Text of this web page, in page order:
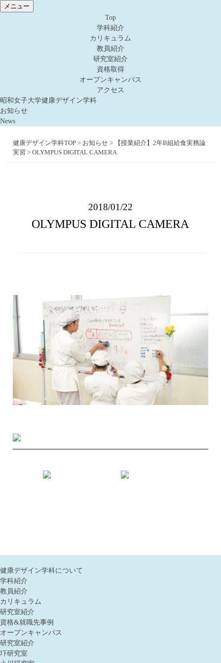
メニュー
Top
学科紹介
カリキュラム
教員紹介
研究室紹介
資格取得
オープンキャンパス
アクセス
昭和女子大学健康デザイン学科
お知らせ
News
健康デザイン学科TOP > お知らせ >
【授業紹介】2年B組給食実務論
実習 >OLYMPUS DIGITAL CAMERA
2018/01/22
OLYMPUS DIGITAL CAMERA
健康デザイン学科について
学科紹介
教員紹介
カリキュラム
研究室紹介
資格&就職先事例
オープンキャンパス
研究室紹介
圷研究室